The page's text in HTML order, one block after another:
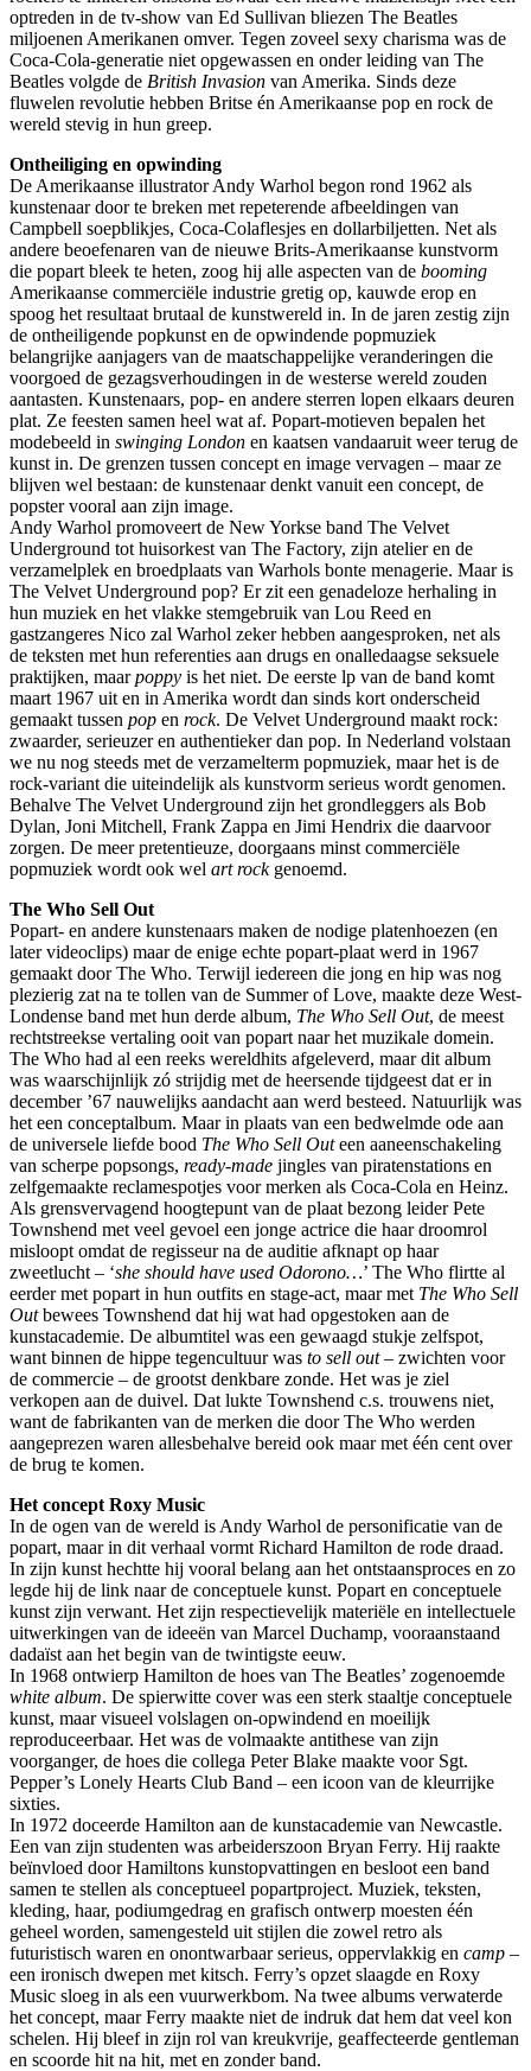
optreden in de tv-show van Ed Sullivan bliezen The Beatles
miljoenen Amerikanen omver. Tegen zoveel sexy charisma was de
Coca-Cola-generatie niet opgewassen en onder leiding van The
Beatles volgde de British Invasion van Amerika. Sinds deze
fluwelen revolutie hebben Britse én Amerikaanse pop en rock de
wereld stevig in hun greep.
Ontheiliging en opwinding
De Amerikaanse illustrator Andy Warhol begon rond 1962 als
kunstenaar door te breken met repeterende afbeeldingen van
Campbell soepblikjes, Coca-Colaflesjes en dollarbiljetten. Net als
andere beoefenaren van de nieuwe Brits-Amerikaanse kunstvorm
die popart bleek te heten, zoog hij alle aspecten van de booming
Amerikaanse commerciële industrie gretig op, kauwde erop en
spoog het resultaat brutaal de kunstwereld in. In de jaren zestig zijn
de ontheiligende popkunst en de opwindende popmuziek
belangrijke aanjagers van de maatschappelijke veranderingen die
voorgoed de gezagsverhoudingen in de westerse wereld zouden
aantasten. Kunstenaars, pop- en andere sterren lopen elkaars deuren
plat. Ze feesten samen heel wat af. Popart-motieven bepalen het
modebeeld in swinging London en kaatsen vandaaruit weer terug de
kunst in. De grenzen tussen concept en image vervagen – maar ze
blijven wel bestaan: de kunstenaar denkt vanuit een concept, de
popster vooral aan zijn image.
Andy Warhol promoveert de New Yorkse band The Velvet
Underground tot huisorkest van The Factory, zijn atelier en de
verzamelplek en broedplaats van Warhols bonte menagerie. Maar is
The Velvet Underground pop? Er zit een genadeloze herhaling in
hun muziek en het vlakke stemgebruik van Lou Reed en
gastzangeres Nico zal Warhol zeker hebben aangesproken, net als
de teksten met hun referenties aan drugs en onalledaagse seksuele
praktijken, maarpoppy is het niet. De eerste lp van de band komt
maart 1967 uit en in Amerika wordt dan sinds kort onderscheid
gemaakt tussen pop en rock. De Velvet Underground maakt rock:
zwaarder, serieuzer en authentieker dan pop. In Nederland volstaan
we nu nog steeds met de verzamelterm popmuziek, maar het is de
rock-variant die uiteindelijk als kunstvorm serieus wordt genomen.
Behalve The Velvet Underground zijn het grondleggers als Bob
Dylan, Joni Mitchell, Frank Zappa en Jimi Hendrix die daarvoor
zorgen. De meer pretentieuze, doorgaans minst commerciële
popmuziek wordt ook wel art rockgenoemd.
The Who Sell Out
Popart- en andere kunstenaars maken de nodige platenhoezen (en
later videoclips) maar de enige echte popart-plaat werd in 1967
gemaakt door The Who. Terwijl iedereen die jong en hip was nog
plezierig zat na te tollen van de Summer of Love, maakte deze West-
Londense band met hun derde album, The Who Sell Out, de meest
rechtstreekse vertaling ooit van popart naar het muzikale domein.
The Who had al een reeks wereldhits afgeleverd, maar dit album
was waarschijnlijk zó strijdig met de heersende tijdgeest dat er in
december ’67 nauwelijks aandacht aan werd besteed. Natuurlijk was
het een conceptalbum. Maar in plaats van een bedwelmde ode aan
de universele liefde bood The Who Sell Outeen aaneenschakeling
van scherpe popsongs, ready-made jingles van piratenstations en
zelfgemaakte reclamespotjes voor merken als Coca-Cola en Heinz.
Als grensvervagend hoogtepunt van de plaat bezong leider Pete
Townshend met veel gevoel een jonge actrice die haar droomrol
misloopt omdat de regisseur na de auditie afknapt op haar
zweetlucht – ‘she should have used Odorono…’ The Who flirtte al
eerder met popart in hun outfits en stage-act, maar met The Who Sell
Outbewees Townshend dat hij wat had opgestoken aan de
kunstacademie. De albumtitel was een gewaagd stukje zelfspot,
want binnen de hippe tegencultuur was to sell out– zwichten voor
de commercie – de grootst denkbare zonde. Het was je ziel
verkopen aan de duivel. Dat lukte Townshend c.s. trouwens niet,
want de fabrikanten van de merken die door The Who werden
aangeprezen waren allesbehalve bereid ook maar met één cent over
de brug te komen.
Het concept Roxy Music
In de ogen van de wereld is Andy Warhol de personificatie van de
popart, maar in dit verhaal vormt Richard Hamilton de rode draad.
In zijn kunst hechtte hij vooral belang aan het ontstaansproces en zo
legde hij de link naar de conceptuele kunst. Popart en conceptuele
kunst zijn verwant. Het zijn respectievelijk materiële en intellectuele
uitwerkingen van de ideeën van Marcel Duchamp, vooraanstaand
dadaïst aan het begin van de twintigste eeuw.
In 1968 ontwierp Hamilton de hoes van The Beatles’ zogenoemde
white album. De spierwitte cover was een sterk staaltje conceptuele
kunst, maar visueel volslagen on-opwindend en moeilijk
reproduceerbaar. Het was de volmaakte antithese van zijn
voorganger, de hoes die collega Peter Blake maakte voor Sgt.
Pepper’s Lonely Hearts Club Band – een icoon van de kleurrijke
sixties.
In 1972 doceerde Hamilton aan de kunstacademie van Newcastle.
Een van zijn studenten was arbeiderszoon Bryan Ferry. Hij raakte
beïnvloed door Hamiltons kunstopvattingen en besloot een band
samen te stellen als conceptueel popartproject. Muziek, teksten,
kleding, haar, podiumgedrag en grafisch ontwerp moesten één
geheel worden, samengesteld uit stijlen die zowel retro als
futuristisch waren en onontwarbaar serieus, oppervlakkig en camp –
een ironisch dwepen met kitsch. Ferry’s opzet slaagde en Roxy
Music sloeg in als een vuurwerkbom. Na twee albums verwaterde
het concept, maar Ferry maakte niet de indruk dat hem dat veel kon
schelen. Hij bleef in zijn rol van kreukvrije, geaffecteerde gentleman
en scoorde hit na hit, met en zonder band.